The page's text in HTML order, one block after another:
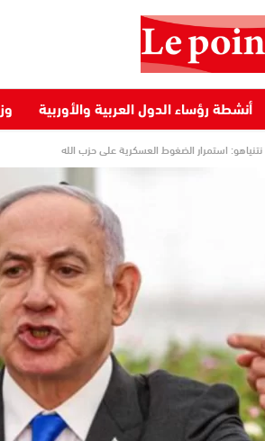
أنشطة رؤساء الدول العربية والأوربية
نتنياهو: استمرار الضغوط العسكرية على حزب الله